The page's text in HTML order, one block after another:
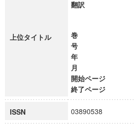
上位タイトル
翻訳
巻
号
年
月
開始ページ
終了ページ
ISSN 03890538